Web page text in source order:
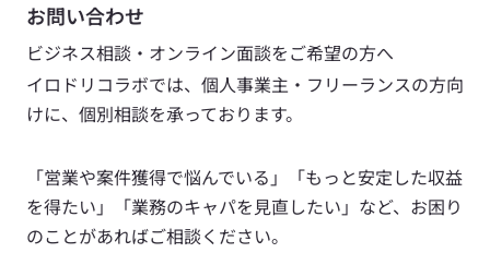
お問い合わせ
ビジネス相談・オンライン面談をご希望の方へ
イロドリコラボでは、個人事業主・フリーランスの方向
けに、個別相談を承っております。
「営業や案件獲得で悩んでいる」「もっと安定した収益
を得たい」「業務のキャパを見直したい」など、お困り
のことがあればご相談ください。